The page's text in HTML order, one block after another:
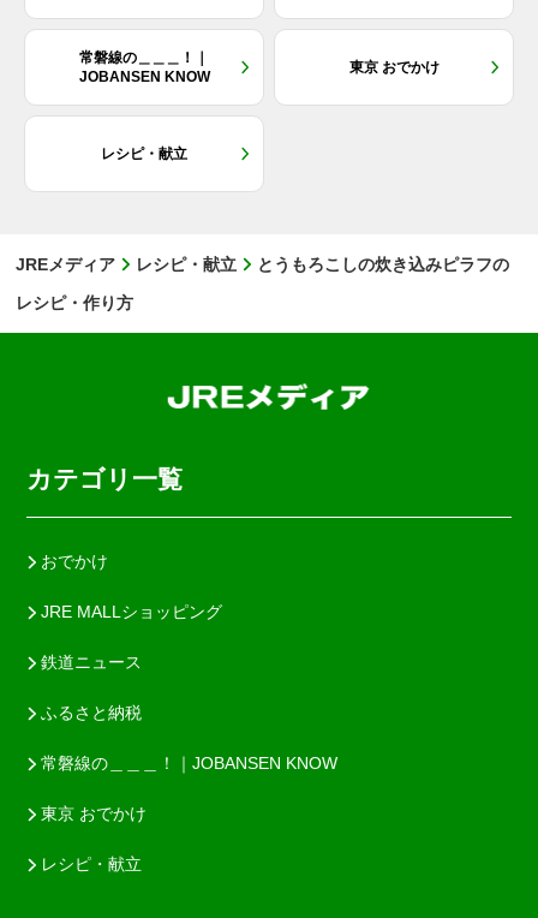
常磐線の＿＿＿！｜
JOBANSEN KNOW
東京 おでかけ
レシピ・献立
JREメディア レシピ・献立
とうもろこしの炊き込みピラフの
レシピ・作り方
カテゴリ一覧
おでかけ
JRE MALLショッピング
鉄道ニュース
ふるさと納税
常磐線の＿＿＿！｜JOBANSEN KNOW
東京 おでかけ
レシピ・献立